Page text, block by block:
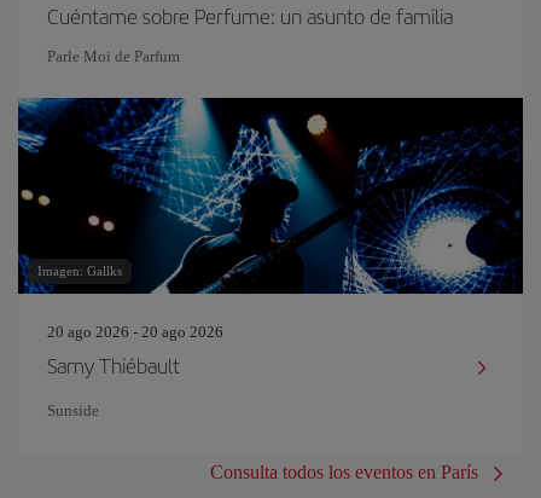
Cuéntame sobre Perfume: un asunto de familia
Parle Moi de Parfum
Imagen: Gallks
20 ago 2026 - 20 ago 2026
Samy Thiébault
Sunside
Consulta todos los eventos en París